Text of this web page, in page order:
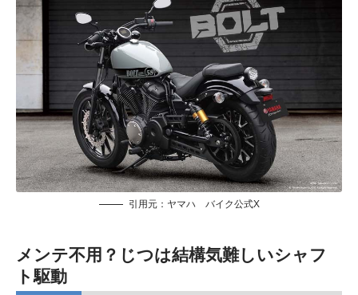
引用元： ヤマハ バイク公式X
メンテ不用？じつは結構気難しいシャフ
ト駆動